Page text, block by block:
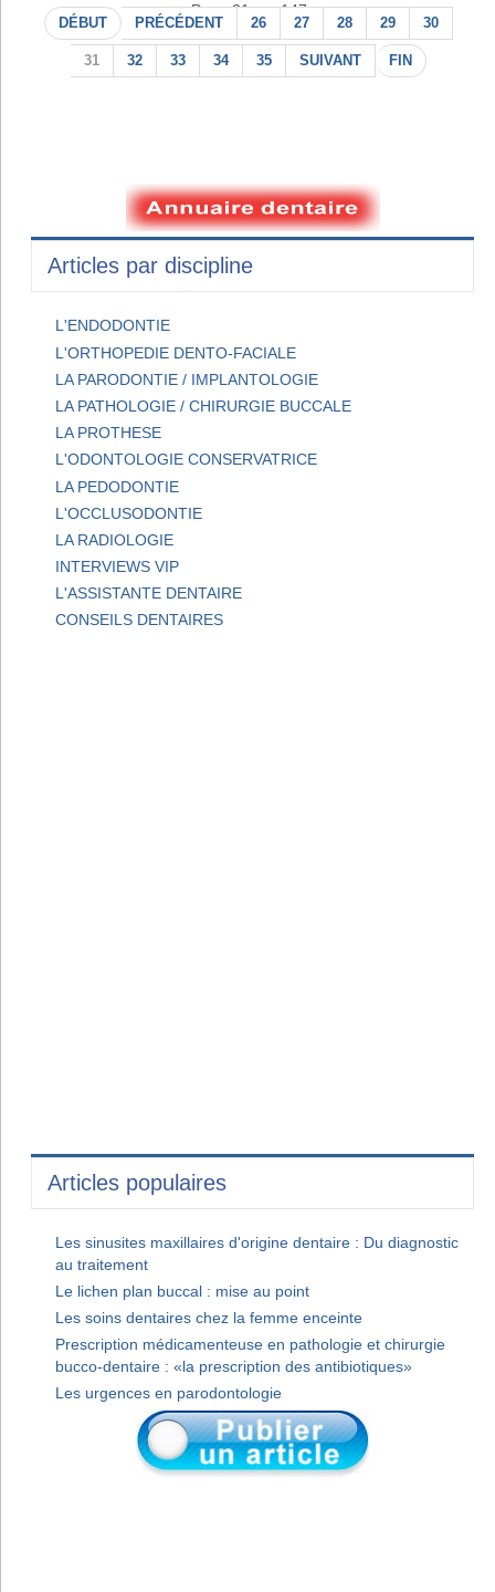
Page 31 sur 147
DÉBUT PRÉCÉDENT 26 27 28 29 30
31 32 33 34 35 SUIVANT FIN
Articles par discipline
L'ENDODONTIE
L'ORTHOPEDIE DENTO-FACIALE
LA PARODONTIE / IMPLANTOLOGIE
LA PATHOLOGIE / CHIRURGIE BUCCALE
LA PROTHESE
L'ODONTOLOGIE CONSERVATRICE
LA PEDODONTIE
L'OCCLUSODONTIE
LA RADIOLOGIE
INTERVIEWS VIP
L'ASSISTANTE DENTAIRE
CONSEILS DENTAIRES
Articles populaires
Les sinusites maxillaires d'origine dentaire : Du diagnostic
au traitement
Le lichen plan buccal : mise au point
Les soins dentaires chez la femme enceinte
Prescription médicamenteuse en pathologie et chirurgie
bucco-dentaire : «la prescription des antibiotiques»
Les urgences en parodontologie